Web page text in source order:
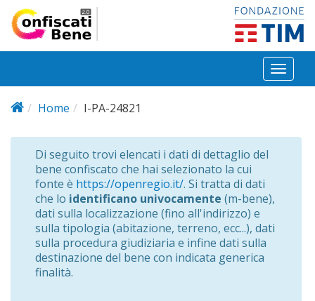
Salta al contenuto principale
Toggle
Home
I-PA-24821
Di seguito trovi elencati i dati di dettaglio del
bene confiscato che hai selezionato la cui
fonte è https://openregio.it/. Si tratta di dati
che lo identificano univocamente (m-bene),
dati sulla localizzazione (fino all'indirizzo) e
sulla tipologia (abitazione, terreno, ecc...), dati
sulla procedura giudiziaria e infine dati sulla
destinazione del bene con indicata generica
finalità.